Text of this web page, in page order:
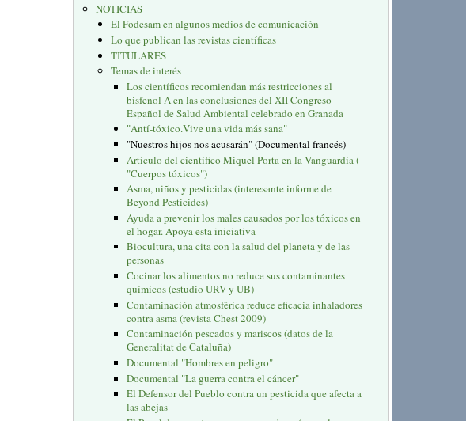
NOTICIAS
El Fodesam en algunos medios de comunicación
Lo que publican las revistas científicas
TITULARES
Temas de interés
Los científicos recomiendan más restricciones al
bisfenol A en las conclusiones del XII Congreso
Español de Salud Ambiental celebrado en Granada
"Antí-tóxico.Vive una vida más sana"
"Nuestros hijos nos acusarán" (Documental francés)
Artículo del científico Miquel Porta en la Vanguardia (
"Cuerpos tóxicos")
Asma, niños y pesticidas (interesante informe de
Beyond Pesticides)
Ayuda a prevenir los males causados por los tóxicos en
el hogar. Apoya esta iniciativa
Biocultura, una cita con la salud del planeta y de las
personas
Cocinar los alimentos no reduce sus contaminantes
químicos (estudio URV y UB)
Contaminación atmosférica reduce eficacia inhaladores
contra asma (revista Chest 2009)
Contaminación pescados y mariscos (datos de la
Generalitat de Cataluña)
Documental "Hombres en peligro"
Documental "La guerra contra el cáncer"
El Defensor del Pueblo contra un pesticida que afecta a
las abejas